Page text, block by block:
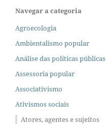
Navegar a categoria
Agroecologia
Ambientalismo popular
Análise das políticas públicas
Assessoria popular
Associativismo
Ativismos sociais
Atores, agentes e sujeitos